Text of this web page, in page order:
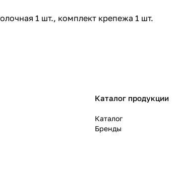
1 шт., комплект крепежа 1 шт.
Каталог продукции
Каталог
Бренды